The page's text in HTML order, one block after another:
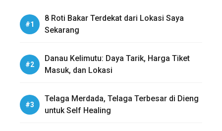
8 Roti Bakar Terdekat dari Lokasi Saya
Sekarang
Danau Kelimutu: Daya Tarik, Harga Tiket
Masuk, dan Lokasi
Telaga Merdada, Telaga Terbesar di Dieng
untuk Self Healing